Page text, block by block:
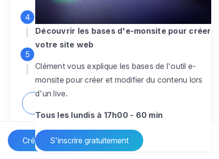
Créer un site Internet
Ajoutez des pagessans limite pour
présenter votre activité, votre passion
pour rendre votre site dynamique
Découvrir les bases d'e-monsite pour créer
votre site web
Clément vous explique les bases de l'outil e-
monsite pour créer et modifier du contenu lors
d'un live.
Tous les lundis à 17h00 - 60 min
S'inscrire gratuitement